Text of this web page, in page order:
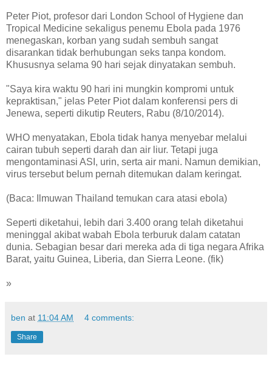
Peter Piot, profesor dari London School of Hygiene dan
Tropical Medicine sekaligus penemu Ebola pada 1976
menegaskan, korban yang sudah sembuh sangat
disarankan tidak berhubungan seks tanpa kondom.
Khususnya selama 90 hari sejak dinyatakan sembuh.
"Saya kira waktu 90 hari ini mungkin kompromi untuk
kepraktisan," jelas Peter Piot dalam konferensi pers di
Jenewa, seperti dikutip Reuters, Rabu (8/10/2014).
WHO menyatakan, Ebola tidak hanya menyebar melalui
cairan tubuh seperti darah dan air liur. Tetapi juga
mengontaminasi ASI, urin, serta air mani. Namun demikian,
virus tersebut belum pernah ditemukan dalam keringat.
(Baca: Ilmuwan Thailand temukan cara atasi ebola)
Seperti diketahui, lebih dari 3.400 orang telah diketahui
meninggal akibat wabah Ebola terburuk dalam catatan
dunia. Sebagian besar dari mereka ada di tiga negara Afrika
Barat, yaitu Guinea, Liberia, dan Sierra Leone. (fik)
»
ben at 11:04 AM 4 comments:
Share